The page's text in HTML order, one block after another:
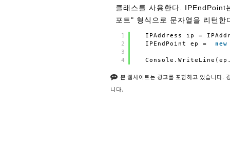
클래스를 사용한다. IPEndPoint
포트" 형식으로 문자열을 리턴한
1
2
3
4
IPAddress ip =
IPEndPoint ep =
new
본 웹사이트는 광고를 포함하고 있습니다.
니다.